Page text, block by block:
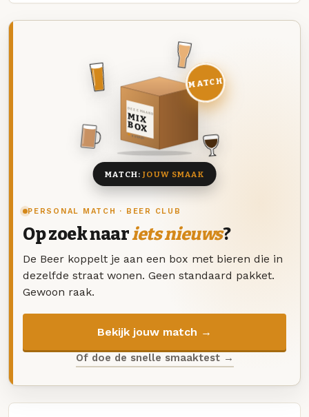
PERSONAL MATCH · BEER CLUB
Op zoek naariets nieuws?
De Beer koppelt je aan een box met bieren die in
dezelfde straat wonen. Geen standaard pakket.
Gewoon raak.
Bekijk jouw match →
Of doe de snelle smaaktest →
DEZE MAAND
MIX
BOX
8 BIEREN
MATCH
MATCH:JOUW SMAAK